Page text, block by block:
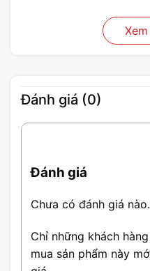
Thông Số Ổ
Đánh giá (0)
Đánh giá
Chưa có đánh giá nào.
Chỉ những khách
mua sản phẩm này